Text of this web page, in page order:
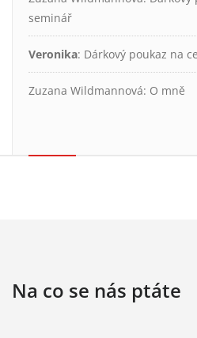
seminář
Veronika: Dárkový poukaz na
Zuzana Wildmannová: O mně
Na co se nás ptáte